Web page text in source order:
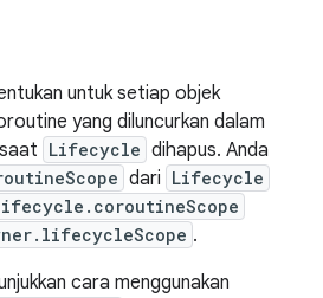
untuk setiap objek
yang diluncurkan dalam
Lifecycle dihapus. Anda
dari Lifecycle
.
cara menggunakan